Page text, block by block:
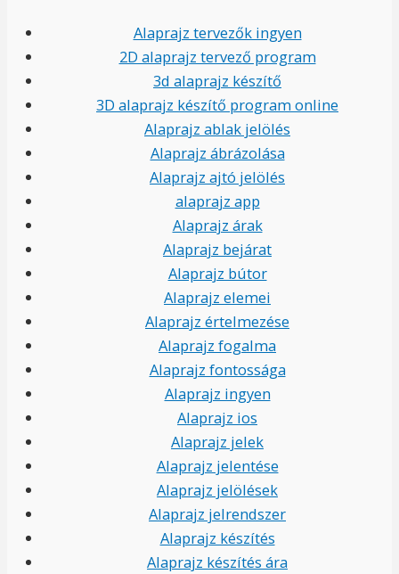
Alaprajz tervezők ingyen
2D alaprajz tervező program
3d alaprajz készítő
3D alaprajz készítő program online
Alaprajz ablak jelölés
Alaprajz ábrázolása
Alaprajz ajtó jelölés
alaprajz app
Alaprajz árak
Alaprajz bejárat
Alaprajz bútor
Alaprajz elemei
Alaprajz értelmezése
Alaprajz fogalma
Alaprajz fontossága
Alaprajz ingyen
Alaprajz ios
Alaprajz jelek
Alaprajz jelentése
Alaprajz jelölések
Alaprajz jelrendszer
Alaprajz készítés
Alaprajz készítés ára